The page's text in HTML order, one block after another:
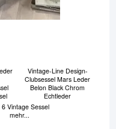
Vintage-Line Design-
Clubsessel Mars Leder
Belon Black Chrom
Echtleder
6 Vintage Sessel
mehr...